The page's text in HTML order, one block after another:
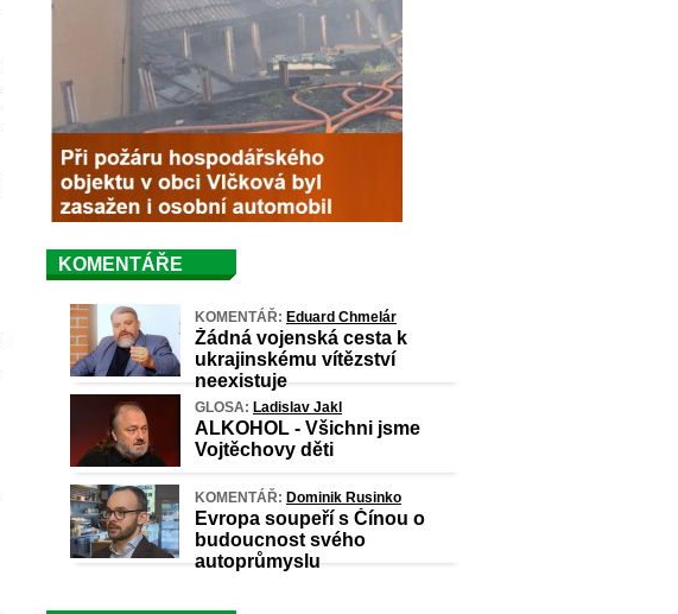
KOMENTÁŘE
KOMENTÁŘ: Eduard Chmelár
Žádná vojenská cesta k
ukrajinskému vítězství
neexistuje
GLOSA: Ladislav Jakl
ALKOHOL - Všichni jsme
Vojtěchovy děti
KOMENTÁŘ: Dominik Rusinko
Evropa soupeří s Čínou o
budoucnost svého
autoprůmyslu